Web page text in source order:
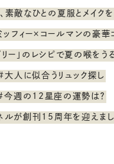
素敵なひとの夏服とメイクを
フィー×コールマンの豪華
ー」のレシピで夏の喉をう
大人に似合うリュック探し
今週の12星座の運勢は？
ルが創刊15周年を迎えまし